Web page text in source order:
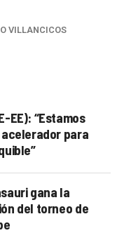
VILLANCICOS
EE): “Estamos
para
gana la
del torneo de